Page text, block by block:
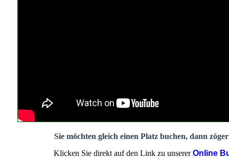
Sie möchten gleich einen Platz buchen, dann
Klicken Sie direkt auf den Link zu unsererOnline